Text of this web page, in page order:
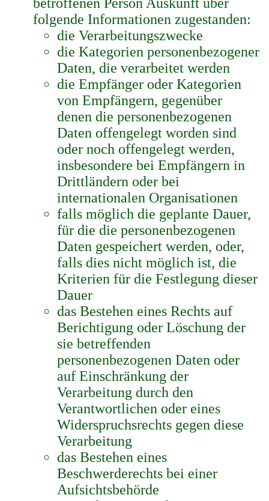
folgende Informationen zugestanden:
die Verarbeitungszwecke
die Kategorien personenbezogener
Daten, die verarbeitet werden
die Empfänger oder Kategorien
von Empfängern, gegenüber
denen die personenbezogenen
Daten offengelegt worden sind
oder noch offengelegt werden,
insbesondere bei Empfängern in
Drittländern oder bei
internationalen Organisationen
falls möglich die geplante Dauer,
für die die personenbezogenen
Daten gespeichert werden, oder,
falls dies nicht möglich ist, die
Kriterien für die Festlegung dieser
Dauer
das Bestehen eines Rechts auf
Berichtigung oder Löschung der
sie betreffenden
personenbezogenen Daten oder
auf Einschränkung der
Verarbeitung durch den
Verantwortlichen oder eines
Widerspruchsrechts gegen diese
Verarbeitung
das Bestehen eines
Beschwerderechts bei einer
Aufsichtsbehörde